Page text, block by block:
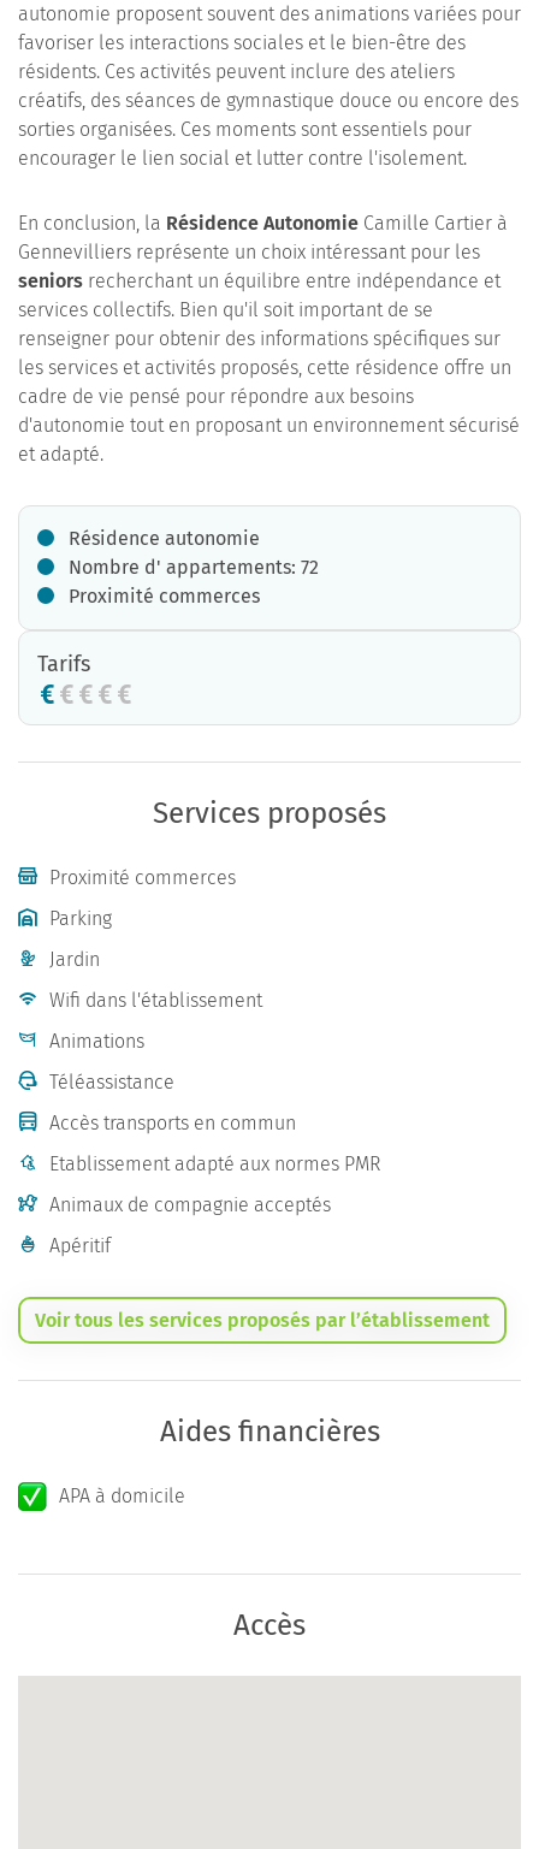
autonomie proposent souvent des animations variées pour
favoriser les interactions sociales et le bien-être des
résidents. Ces activités peuvent inclure des ateliers
créatifs, des séances de gymnastique douce ou encore des
sorties organisées. Ces moments sont essentiels pour
encourager le lien social et lutter contre l'isolement.
En conclusion, la Résidence Autonomie Camille Cartier à
Gennevilliers représente un choix intéressant pour les
seniors recherchant un équilibre entre indépendance et
services collectifs. Bien qu'il soit important de se
renseigner pour obtenir des informations spécifiques sur
les services et activités proposés, cette résidence offre un
cadre de vie pensé pour répondre aux besoins
d'autonomie tout en proposant un environnement sécurisé
et adapté.
Résidence autonomie
Nombre d' appartements: 72
Proximité commerces
Tarifs
Services proposés
Proximité commerces
Parking
Jardin
Wifi dans l'établissement
Animations
Téléassistance
Accès transports en commun
Etablissement adapté aux normes PMR
Animaux de compagnie acceptés
Apéritif
Voir tous les services proposés par l’établissement
Aides financières
APA à domicile
Accès